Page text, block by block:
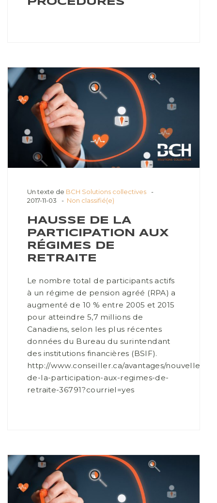
Un texte de BCH Solutions collectives
2017-11-03
Non classifié(e)
HAUSSE DE LA
PARTICIPATION AUX
RÉGIMES DE
RETRAITE
Le nombre total de participants actifs
à un régime de pension agréé (RPA) a
augmenté de 10 % entre 2005 et 2015
pour atteindre 5,7 millions de
Canadiens, selon les plus récentes
données du Bureau du surintendant
des institutions financières (BSIF).
http://www.conseiller.ca/avantages/nouvelles/
de-la-participation-aux-regimes-de-
retraite-36791?courriel=yes